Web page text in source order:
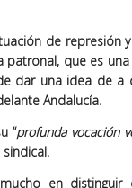
de represión
patronal, que es
dar una idea de a
Andalucía.
“profunda vocación
en distinguir